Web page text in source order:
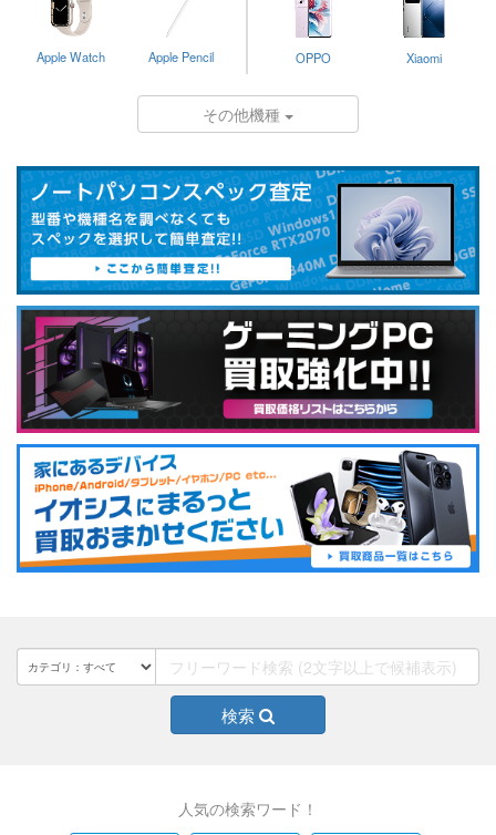
Apple Watch Apple Pencil OPPO Xiaomi
その他機種
検索
人気の検索ワード！